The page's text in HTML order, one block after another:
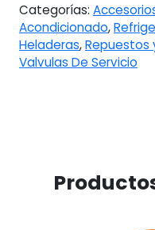
Categorías:
Acondicionado,
Heladeras,Repuestos
Valvulas De Servicio